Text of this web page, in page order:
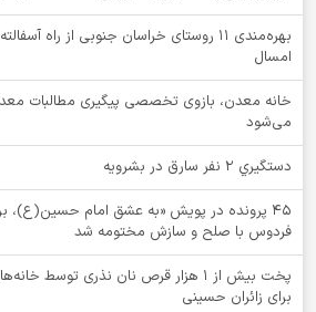
بهره‌مندی ۱۱ روستای خراسان جنوبی از راه
امسال
خانه معدن، بازوی تخصصی پیگیری مطالبات
می‌شود
دستگيري 2 نفر سارق در بشرويه
۴۵ پرونده در پویش «به عشق امام حسین(ع)،
فردوس با صلح و سازش مختومه شد
پخت بیش از 1 هزار قرص نان نذری توسط
برای زائران حسینی